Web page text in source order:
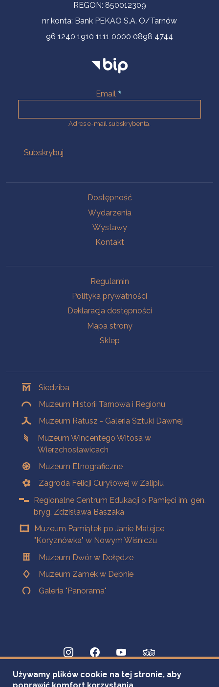
REGON: 850012309
nr konta: Bank PEKAO S.A. O/Tarnów
96 1240 1910 1111 0000 0898 4744
Email
Adres e-mail subskrybenta.
Dostępność
Wydarzenia
Wystawy
Kontakt
Regulamin
Polityka prywatności
Deklaracja dostępności
Mapa strony
Sklep
Siedziba
Muzeum Historii Tarnowa i Regionu
Muzeum Ratusz - Galeria Sztuki Dawnej
Muzeum Wincentego Witosa w
Wierzchosławicach
Muzeum Etnograficzne
Zagroda Felicji Curyłowej w Zalipiu
Regionalne Centrum Edukacji o Pamięci im. gen.
bryg. Zdzisława Baszaka
Muzeum Pamiątek po Janie Matejce
"Koryznówka" w Nowym Wiśniczu
Muzeum Dwór w Dołędze
Muzeum Zamek w Dębnie
Galeria "Panorama"
Używamy plików cookie na tej stronie, aby